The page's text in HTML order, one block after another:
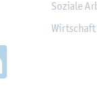
So­zia­le
Wirt­schaft